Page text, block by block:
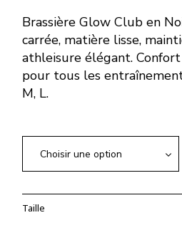
Brassière Glow Club en
carrée, matière lisse,
athleisure élégant.
pour tous les
M, L.
Taille
Choisir une option